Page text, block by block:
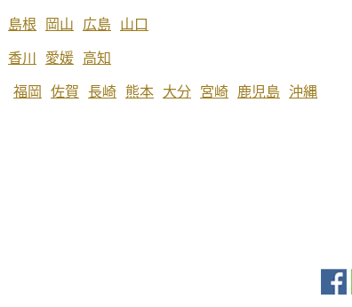
島根 岡山 広島 山口
香川 愛媛 高知
福岡 佐賀 長崎 熊本 大分 宮崎 鹿児島 沖縄